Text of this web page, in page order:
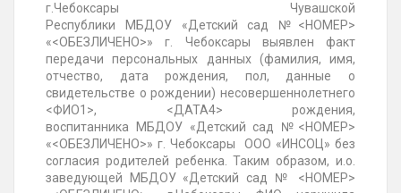
г.Чебоксары Чувашской
Республики
МБДОУ«Детский сад №<НОМЕР>
«<ОБЕЗЛИЧЕНО>» г. Чебоксары выявлен факт
передачи персональных данных (фамилия, имя,
отчество, дата рождения, пол, данные о
свидетельстве о рождении) несовершеннолетнего
<ФИО1>, <ДАТА4> рождения,
воспитанника
МБДОУ«Детский сад №<НОМЕР>
«<ОБЕЗЛИЧЕНО>» г. Чебоксары ООО «ИНСОЦ» без
согласия родителей ребенка. Таким образом, и.о.
заведующей
МБДОУ«Детский сад № <НОМЕР>